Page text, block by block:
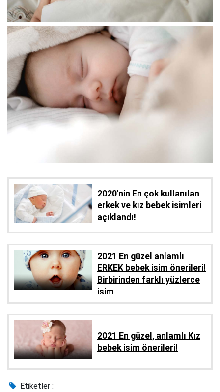
2020'nin En çok kullanılan
erkek ve kız bebek isimleri
açıklandı!
2021 En güzel anlamlı
ERKEK bebek isim önerileri!
Birbirinden farklı yüzlerce
isim
2021 En güzel, anlamlı Kız
bebek isim önerileri!
Etiketler :